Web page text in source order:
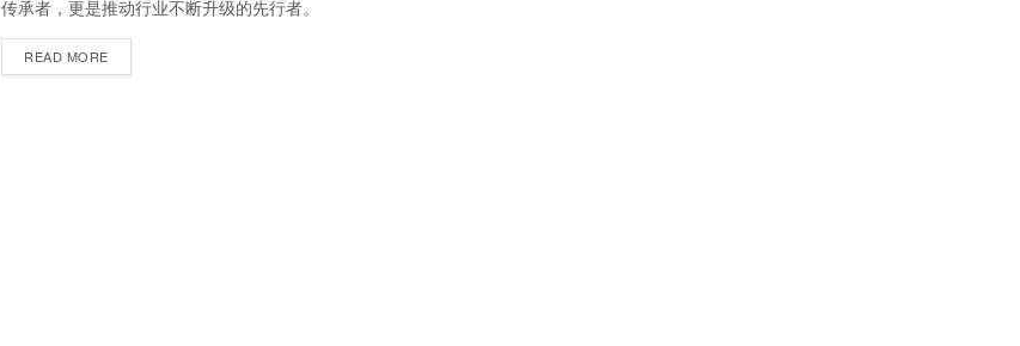
传承者，更是推动行业不断升级的先行者。
READ MORE